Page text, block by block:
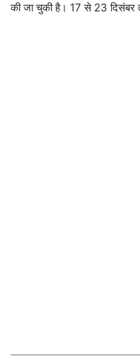
की जा चुकी है। 17 से 23 दिसंबर